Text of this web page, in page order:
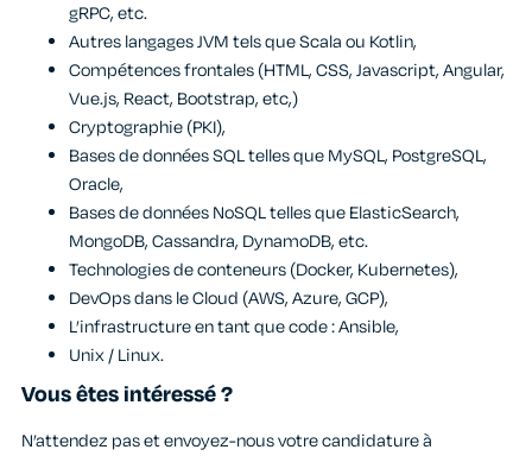
gRPC, etc.
Autres langages JVM tels que Scala ou Kotlin,
Compétences frontales (HTML, CSS, Javascript, Angular,
Vue.js, React, Bootstrap, etc,)
Cryptographie (PKI),
Bases de données SQL telles que MySQL, PostgreSQL,
Oracle,
Bases de données NoSQL telles que ElasticSearch,
MongoDB, Cassandra, DynamoDB, etc.
Technologies de conteneurs (Docker, Kubernetes),
DevOps dans le Cloud (AWS, Azure, GCP),
L’infrastructure en tant que code : Ansible,
Unix / Linux.
Vous êtes intéressé ?
N’attendez pas et envoyez-nous votre candidature à